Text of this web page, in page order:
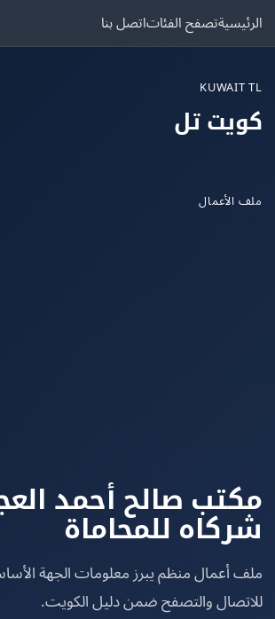
تصفح الفئاتاتصل بنا
تل
صالح أحمد
للمحاماة
منظم يبرز معلومات الجهة الأساسية
والتصفح ضمن دليل الكويت.